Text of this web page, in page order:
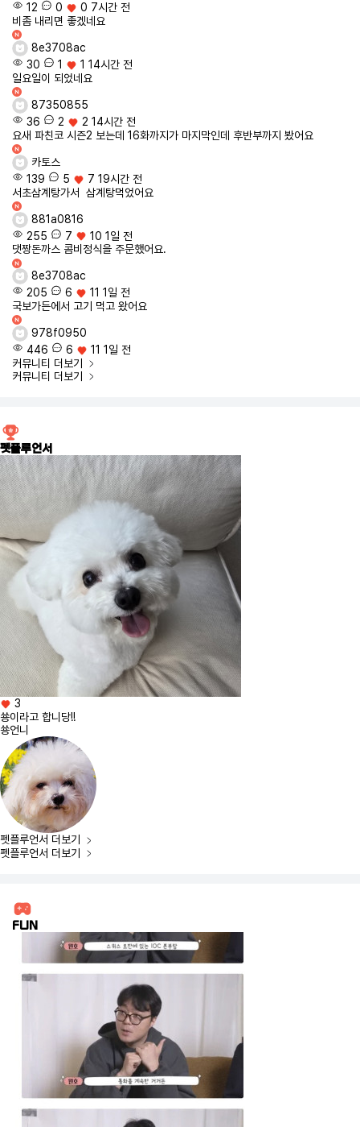
12
0 0 7시간 전
비좀 내리면 좋겠네요
8e3708ac
30
1 1 14시간 전
일요일이 되었네요
87350855
36
2 2 14시간 전
요새 파친코 시즌2 보는데 16화까지가 마지막인데 후반부까지 봤어요
카토스
139
5 7 19시간 전
서초삼계탕가서 삼계탕먹었어요
881a0816
255
7 10 1일 전
댓짱돈까스 콤비정식을 주문했어요.
8e3708ac
205
6 11 1일 전
국보가든에서 고기 먹고 왔어요
978f0950
446
6 11 1일 전
커뮤니티 더보기
커뮤니티 더보기
펫플루언서
3
[챌린지] 피서명당
큐리에요
펫플루언서 더보기
펫플루언서 더보기
FUN